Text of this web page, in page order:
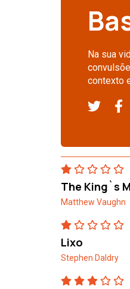
Na sua
contexto
The King`s
Matthew Vaughn
Lixo
Stephen Daldry